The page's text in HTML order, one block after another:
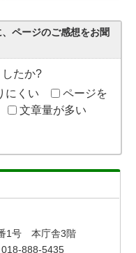
ページのご感想をお聞
たか?
にくい
ページを
文章量が多い
1号 本庁舎3階
888-5435